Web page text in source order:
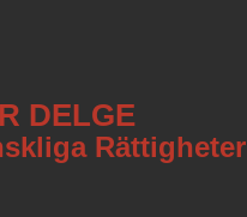
DELGE
Rättigheter